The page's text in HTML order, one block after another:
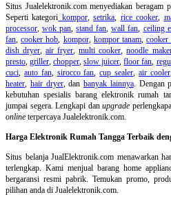
Situs Jualelektronik.com menyediakan beragam
Seperti kategori kompor,setrika, rice cooker,
processor,wok pan,stand fan,wall fan, ceiling
fan,cooker hob, kompor, kompor tanam,cooker
dish dryer,air fryer,multi cooker,noodle
presto,griller,chopper,slow juicer,floor fan,
cuci, auto fan, sirocco fan,cup sealer,air cooler
heater, hair dryer, dan banyak lainnya. Dengan
kebutuhan spesialis barang elektronik rumah
jumpai segera. Lengkapi danupgrade
online terpercaya Jualelektronik.com.
Harga Elektronik Rumah Tangga Terbaik
Situs belanjaJualElektronik.com menawarkan
terlengkap. Kami menjual barang home
bergaransi resmi pabrik. Temukan promo,
pilihan anda di Jualelektronik.com.